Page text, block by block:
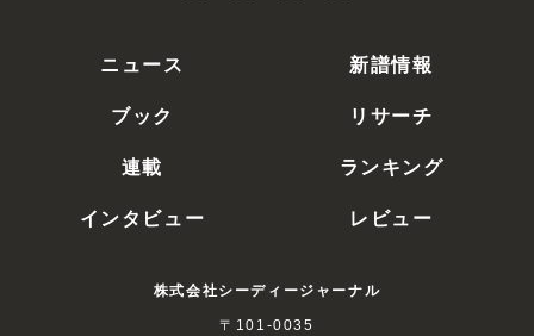
ニュース
新譜情報
ブック
リサーチ
連載
ランキング
インタビュー
レビュー
株式会社シーディージャーナル
〒101-0035